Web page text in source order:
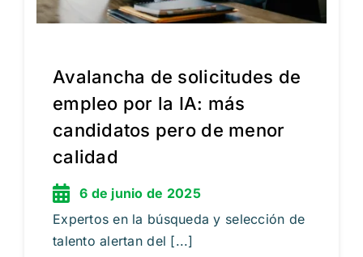
Avalancha de solicitudes de
empleo por la IA: más
candidatos pero de menor
calidad
6 de junio de 2025
Expertos en la búsqueda y selección de
talento alertan del [...]